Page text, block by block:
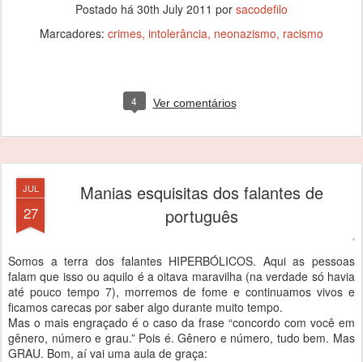
Postado há 30th July 2011 por sacodefilo
Marcadores: crimes intolerância neonazismo racismo
4 Ver comentários
JUL
27
Manias esquisitas dos falantes de
português
Somos a terra dos falantes HIPERBÓLICOS. Aqui as pessoas
falam que isso ou aquilo é a oitava maravilha (na verdade só havia
até pouco tempo 7), morremos de fome e continuamos vivos e
ficamos carecas por saber algo durante muito tempo.
Mas o mais engraçado é o caso da frase “concordo com você em
gênero, número e grau.” Pois é. Gênero e número, tudo bem. Mas
GRAU. Bom, aí vai uma aula de graça: